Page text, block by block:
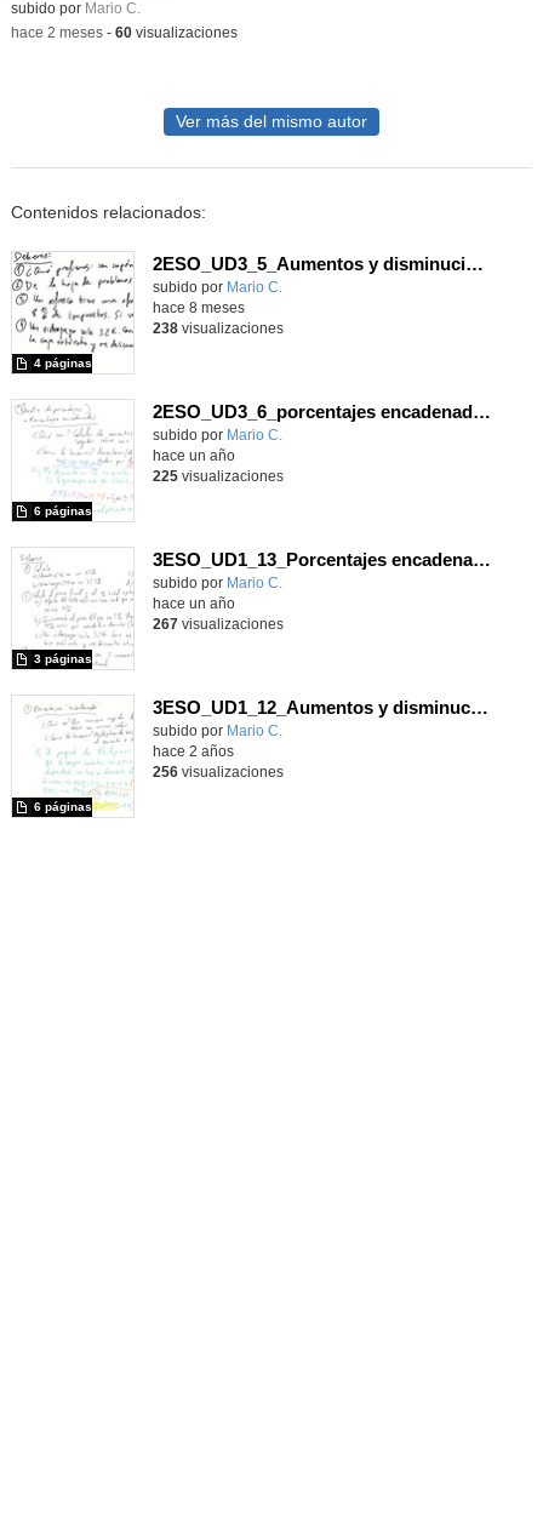
Contenido educativo.
subido por Mario C.
-hace 2 meses- 60visualizaciones
Ver más del mismo autor
Contenidos relacionados:
2ESO_UD3_5_Aumentos y disminuciones porcentuales_Porcentajes encadenados
Contenido educativo.
subido por Mario C.
4 páginas
hace 8 meses
238visualizaciones
2ESO_UD3_6_porcentajes encadenados
Contenido educativo.
subido por Mario C.
6 páginas
hace un año
225visualizaciones
3ESO_UD1_13_Porcentajes encadenados
Contenido educativo.
subido por Mario C.
3 páginas
hace un año
267visualizaciones
3ESO_UD1_12_Aumentos y disminuciones porcentuales_Porcentajes encadenados
Contenido educativo.
subido por Mario C.
6 páginas
hace 2 años
256visualizaciones